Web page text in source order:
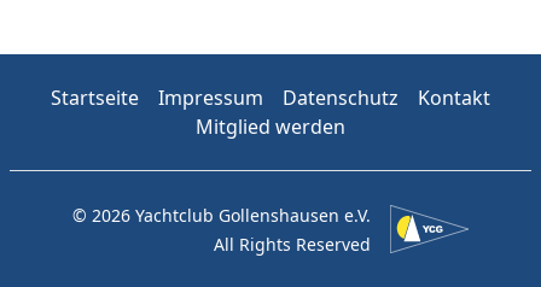
Startseite Impressum Datenschutz
Kontakt
Mitglied werden
© 2026 Yachtclub Gollenshausen e.V.
All Rights Reserved